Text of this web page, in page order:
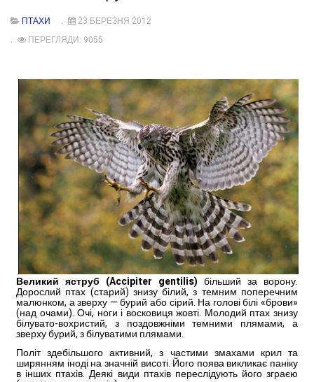
ПТАХИ
23 БЕРЕЗНЯ 2012
ПЕРЕГЛЯДИ: 9055
Великий яструб (Accipiter gentilis) більший за ворону.
Дорослий птах (старий) знизу білий, з темним поперечним
малюн­ком, а зверху — бурий або сірий. На голові білі «брови»
(над очами). Очі, ноги і восковиця жовті. Молодий птах знизу
білувато-вохристий, з поздовжніми темними пляма­ми, а
зверху бурий, з білува­тими плямами.
Політ здебіль­шого активний, з частими змахами крил та
ширянням іноді на значній висоті. Його поява викликає паніку
в ін­ших птахів. Деякі види птахів переслідують його зграєю